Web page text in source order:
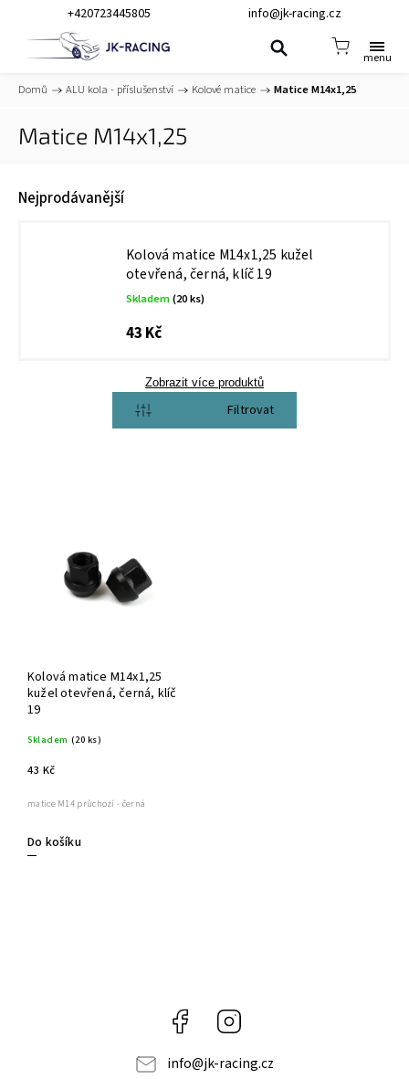
+420723445805 info@jk-racing.cz
Domů / ALU kola - příslušenství / Kolové matice / Matice M14x1,25
Matice M14x1,25
Nejprodávanější
Kolová matice M14x1,25 kužel
otevřená, černá, klíč 19
Skladem(20 ks)
43 Kč
Zobrazit více produktů
Otevřít filtr
Kolová matice M14x1,25
kužel otevřená, černá, klíč
19
Skladem (20 ks)
43 Kč
Do košíku
matice M14 průchozí - černá
Facebook
info@jk-racing.cz